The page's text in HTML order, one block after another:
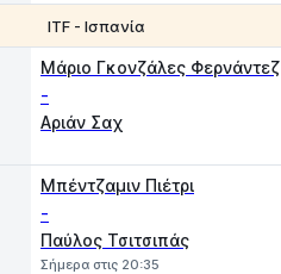
ITF - Ισπανία
Μάριο Γκονζάλες Φερνάντεζ
-
Αριάν Σαχ
Μπέντζαμιν Πιέτρι
-
Παύλος Τσιτσιπάς
Σήμερα στις 20:35